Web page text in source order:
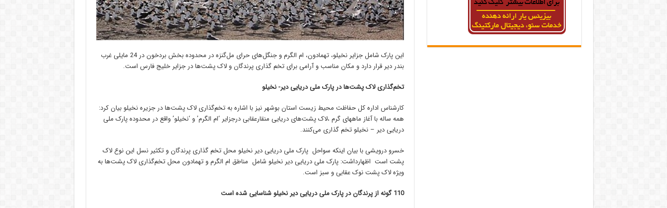
این پارک شامل جزایر نخیلو، تهمادون، ام الگرم و جنگل‌های حرای مل‌گنزه در محدوده بخش بردخون در 24 مایلی غرب
بندر دیر قرار دارد و مکان مناسب و آرامی برای تخم گذاری پرندگان و لاک پشت‌ها در جزایر خلیج فارس است.
تخم‌گذاری لاک پشت‌‌ها در پارک ملی دریایی دیر- نخیلو
کارشناس اداره کل حفاظت محیط زیست استان بوشهر نیز با اشاره به تخم‌گذاری لاک پشت‌ها در جزیره نخیلو بیان کرد:
همه ساله با آغاز ماههای گرم ،لاک پشت‌های دریایی منقارعقابی درجزایر ‘ام الگرم’ و ‘نخیلو’ واقع در محدوده پارک ملی
دریایی دیر – نخیلو تخم گذاری می‌کنند.
خسرو درویشی با بیان اینکه سواحل پارک ملی دریایی دیر نخیلو محل تخم گذاری پرندگان و تکثیر نسل این نوع لاک‌
پشت‌ است اظهارداشت: پارک ملی دریایی دیر نخیلو شامل مناطق ام الگرم و تهمادون محل تخم‌گذاری لاک پشت‌‌ها به
ویژه لاک پشت نوک عقابی و سبز است.
110 گونه از پرندگان در پارک ملی دریایی دیر نخیلو شناسایی شده است